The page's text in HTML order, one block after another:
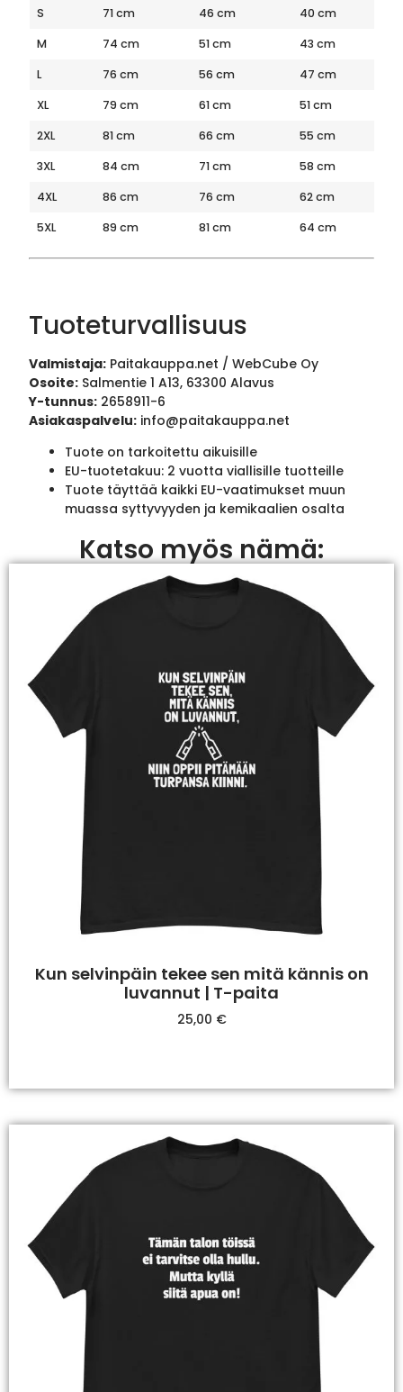
S 71 cm 46 cm
40 cm
M
74 cm 51 cm
43 cm
L
76 cm 56 cm
47 cm
XL
79 cm 61 cm
51 cm
2XL
81 cm 66 cm
55 cm
3XL
84 cm 71 cm
58 cm
4XL
86 cm 76 cm
62 cm
5XL
89 cm 81 cm 64 cm
Tuoteturvallisuus
Valmistaja: Paitakauppa.net / WebCube Oy
Osoite: Salmentie 1 A13, 63300 Alavus
Y-tunnus: 2658911-6
Asiakaspalvelu: info@paitakauppa.net
Tuote on tarkoitettu aikuisille
EU-tuotetakuu: 2 vuotta viallisille tuotteille
Tuote täyttää kaikki EU-vaatimukset muun
muassa syttyvyyden ja kemikaalien osalta
Katso myös nämä:
Kun selvinpäin tekee sen mitä kännis on
luvannut | T-paita
25,00 €